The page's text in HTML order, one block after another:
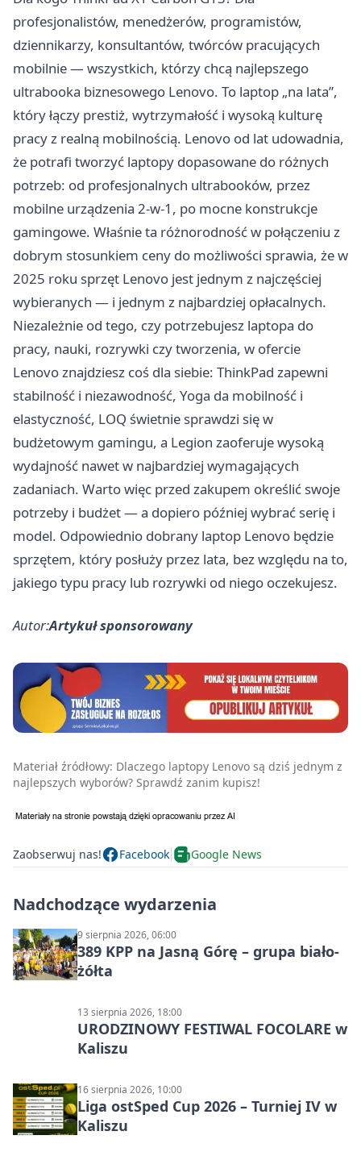
profesjonalistów, menedżerów, programistów,
dziennikarzy, konsultantów, twórców pracujących
mobilnie — wszystkich, którzy chcą najlepszego
ultrabooka biznesowego Lenovo. To laptop „na lata”,
który łączy prestiż, wytrzymałość i wysoką kulturę
pracy z realną mobilnością. Lenovo od lat udowadnia,
że potrafi tworzyć laptopy dopasowane do różnych
potrzeb: od profesjonalnych ultrabooków, przez
mobilne urządzenia 2-w-1, po mocne konstrukcje
gamingowe. Właśnie ta różnorodność w połączeniu z
dobrym stosunkiem ceny do możliwości sprawia, że w
2025 roku sprzęt Lenovo jest jednym z najczęściej
wybieranych — i jednym z najbardziej opłacalnych.
Niezależnie od tego, czy potrzebujesz laptopa do
pracy, nauki, rozrywki czy tworzenia, w ofercie
Lenovo znajdziesz coś dla siebie: ThinkPad zapewni
stabilność i niezawodność, Yoga da mobilność i
elastyczność, LOQ świetnie sprawdzi się w
budżetowym gamingu, a Legion zaoferuje wysoką
wydajność nawet w najbardziej wymagających
zadaniach. Warto więc przed zakupem określić swoje
potrzeby i budżet — a dopiero później wybrać serię i
model. Odpowiednio dobrany laptop Lenovo będzie
sprzętem, który posłuży przez lata, bez względu na to,
jakiego typu pracy lub rozrywki od niego oczekujesz.
Autor:Artykuł sponsorowany
Materiał źródłowy: Dlaczego laptopy Lenovo są dziś jednym z
najlepszych wyborów? Sprawdź zanim kupisz!
Zaobserwuj nas! Facebook Google News
Nadchodzące wydarzenia
9 sierpnia 2026, 06:00
389 KPP na Jasną Górę – grupa biało-
żółta
13 sierpnia 2026, 18:00
URODZINOWY FESTIWAL FOCOLARE w
Kaliszu
16 sierpnia 2026, 10:00
Liga ostSped Cup 2026 – Turniej IV w
Kaliszu